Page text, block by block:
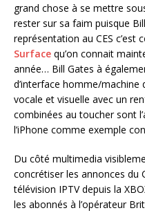
grand chose à se mettre
rester sur sa faim puisque
représentation au CES c’est
Surface qu’on connait
année… Bill Gates à
d’interface homme/machine
vocale et visuelle avec un
combinées au toucher sont
l’iPhone comme exemple
Du côté multimedia
concrétiser les annonces du
télévision IPTV depuis la
les abonnés à l’opérateur